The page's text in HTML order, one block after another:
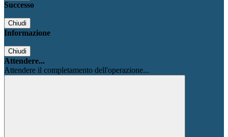
Successo
Chiudi
Informazione
Chiudi
Attendere...
Attendere il completamento dell'operazione...